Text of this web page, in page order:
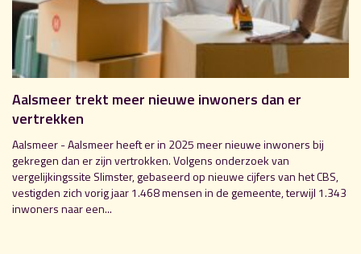
Aalsmeer trekt meer nieuwe inwoners dan er
vertrekken
Aalsmeer - Aalsmeer heeft er in 2025 meer nieuwe inwoners bij
gekregen dan er zijn vertrokken. Volgens onderzoek van
vergelijkingssite Slimster, gebaseerd op nieuwe cijfers van het CBS,
vestigden zich vorig jaar 1.468 mensen in de gemeente, terwijl 1.343
inwoners naar een...